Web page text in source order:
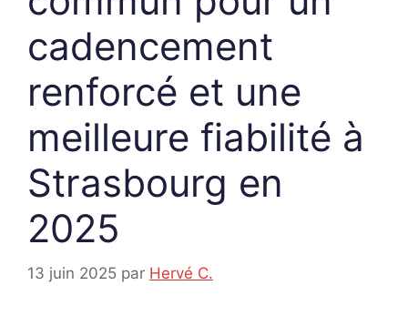
cadencement
renforcé et une
meilleure fiabilité à
Strasbourg en
2025
13 juin 2025 par Hervé C.